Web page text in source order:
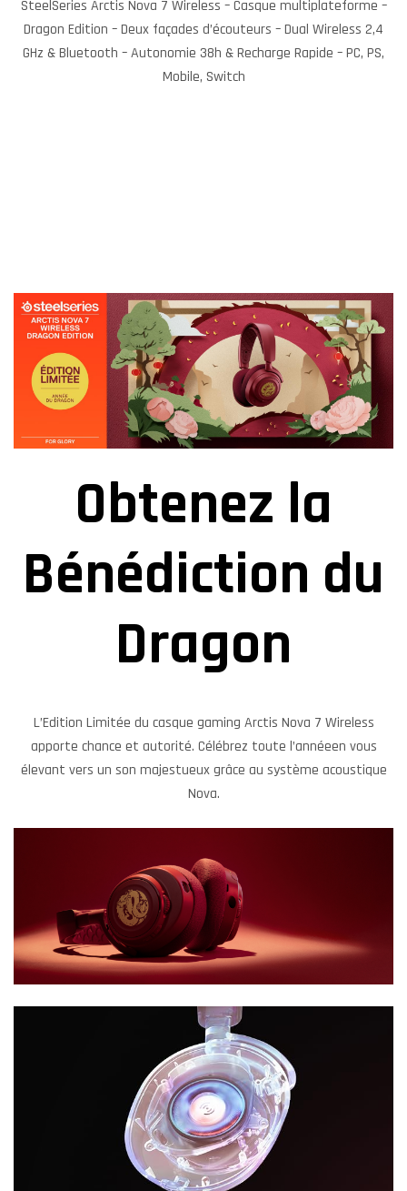
SteelSeries Arctis Nova 7 Wireless – Casque multiplateforme –
Dragon Edition – Deux façades d’écouteurs – Dual Wireless 2,4
GHz & Bluetooth – Autonomie 38h & Recharge Rapide – PC, PS,
Mobile, Switch
Obtenez la
Bénédiction du
Dragon
L’Edition Limitée du casque gaming Arctis Nova 7 Wireless
apporte chance et autorité. Célébrez toute l’annéeen vous
élevant vers un son majestueux grâce au système acoustique
Nova.